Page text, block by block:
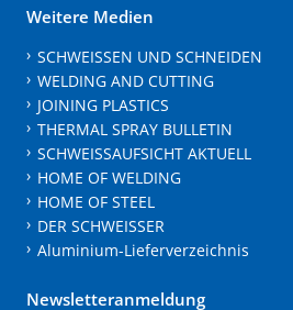
Weitere Medien
SCHWEISSEN UND SCHNEIDEN
WELDING AND CUTTING
JOINING PLASTICS
THERMAL SPRAY BULLETIN
SCHWEISSAUFSICHT AKTUELL
HOME OF WELDING
HOME OF STEEL
DER SCHWEISSER
Aluminium-Lieferverzeichnis
Newsletteranmeldung